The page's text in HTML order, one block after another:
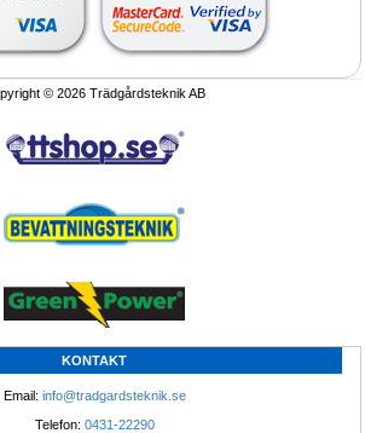
Bevattningsmaskiner som ger säker
bevattning
Tillfälle!
Ansiktsmask Gasmask helmask,
Andningsmask för damm, virus och
skydd
© 2026 Trädgårdsteknik AB
KONTAKT
Email: info@tradgardsteknik.se
Telefon: 0431-22290